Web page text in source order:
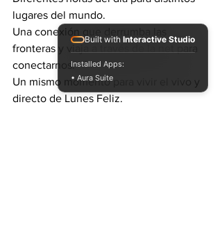
lugares del mundo.
Una conexión que derrumba las
fronteras y viaja a través de la net para
conectarnos.
Un mismo momento para vivir el vivo y
directo de Lunes Feliz.
Built with Interactive Studio
Installed Apps:
• Aura Suite